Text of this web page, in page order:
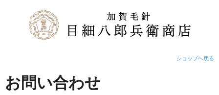
ショップへ戻る
お問い合わせ